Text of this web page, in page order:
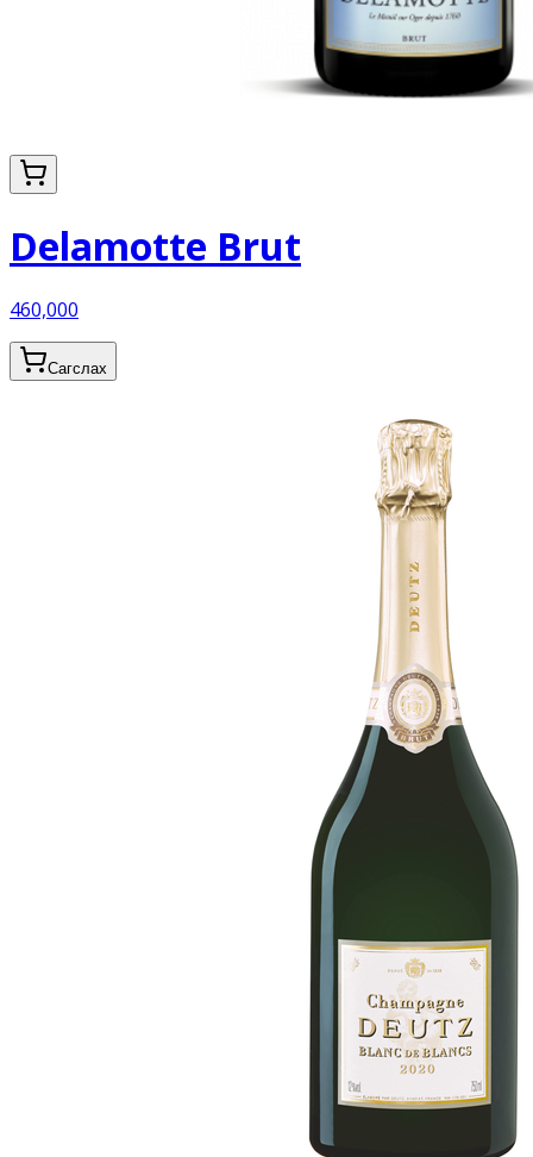
Delamotte Brut
460,000
Сагслах